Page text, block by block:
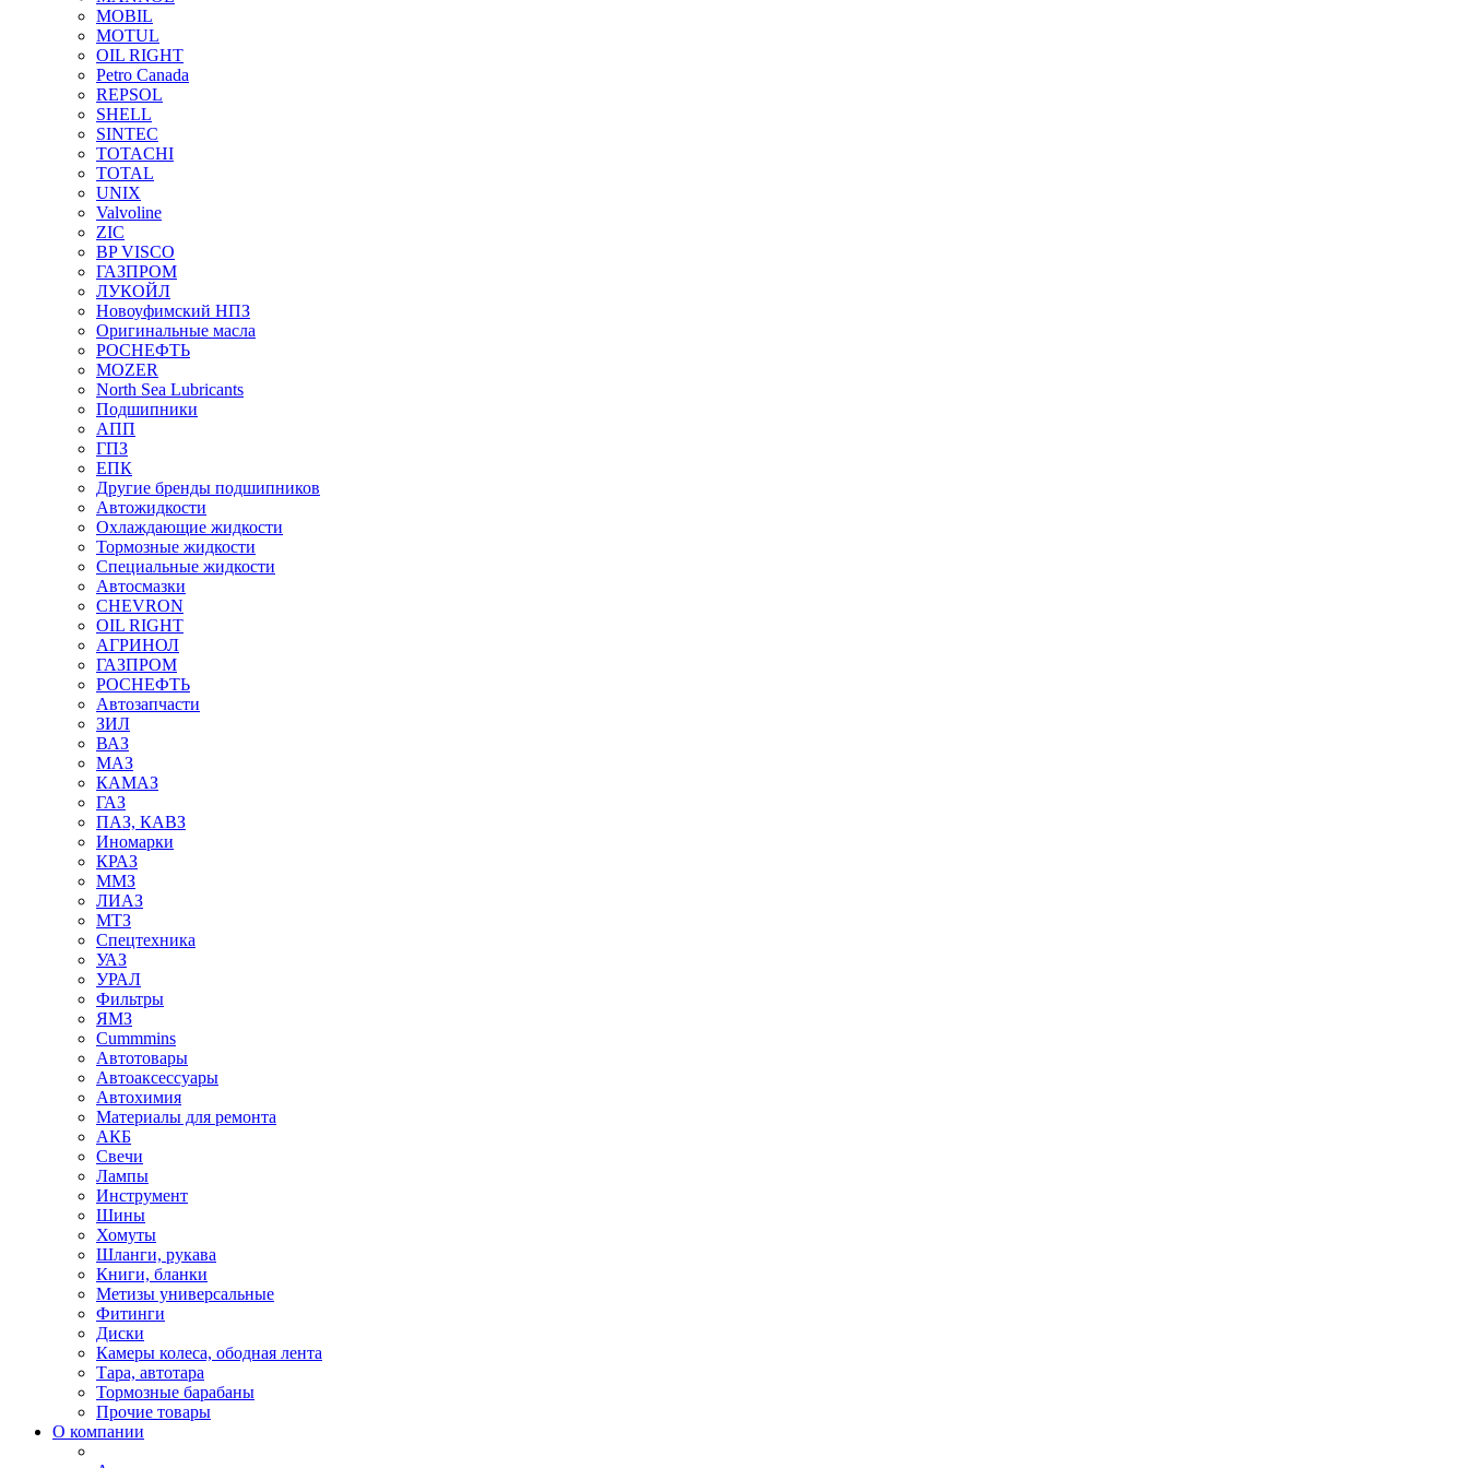
MOBIL
MOTUL
OIL RIGHT
Petro Canada
REPSOL
SHELL
SINTEC
TOTACHI
TOTAL
UNIX
Valvoline
ZIC
BP VISCO
ГАЗПРОМ
ЛУКОЙЛ
Новоуфимский НПЗ
Оригинальные масла
РОСНЕФТЬ
MOZER
North Sea Lubricants
Подшипники
АПП
ГПЗ
ЕПК
Другие бренды подшипников
Автожидкости
Охлаждающие жидкости
Тормозные жидкости
Специальные жидкости
Автосмазки
CHEVRON
OIL RIGHT
АГРИНОЛ
ГАЗПРОМ
РОСНЕФТЬ
Автозапчасти
ЗИЛ
ВАЗ
МАЗ
КАМАЗ
ГАЗ
ПАЗ, КАВЗ
Иномарки
КРАЗ
ММЗ
ЛИАЗ
МТЗ
Спецтехника
УАЗ
УРАЛ
Фильтры
ЯМЗ
Cummmins
Автотовары
Автоаксессуары
Автохимия
Материалы для ремонта
АКБ
Свечи
Лампы
Инструмент
Шины
Хомуты
Шланги, рукава
Книги, бланки
Метизы универсальные
Фитинги
Диски
Камеры колеса, ободная лента
Тара, автотара
Тормозные барабаны
Прочие товары
О компании